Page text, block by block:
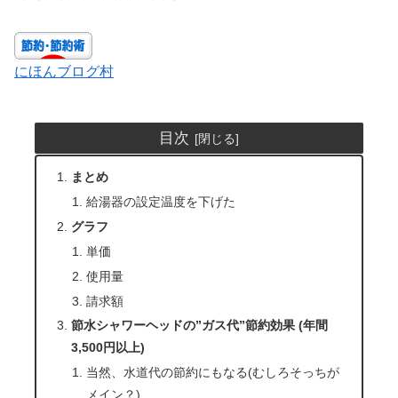
にほんブログ村
目次
まとめ
給湯器の設定温度を下げた
グラフ
単価
使用量
請求額
節水シャワーヘッドの”ガス代”節約効果 (年間
3,500円以上)
当然、水道代の節約にもなる(むしろそっちが
メイン？)